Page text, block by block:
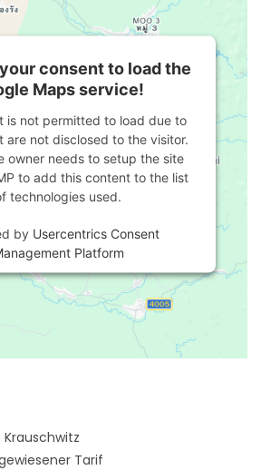
consent to load the
Maps service!
is not permitted to load due to
are not disclosed to the visitor.
owner needs to setup the site
to add this content to the list
technologies used.
by Usercentrics Consent
Platform
Tarif